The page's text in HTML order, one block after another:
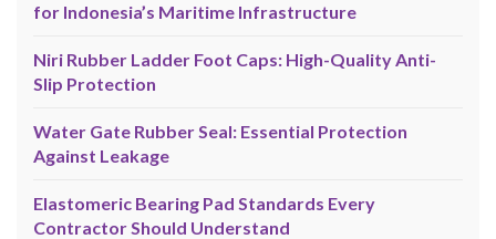
for Indonesia’s Maritime Infrastructure
Niri Rubber Ladder Foot Caps: High-Quality Anti-
Slip Protection
Water Gate Rubber Seal: Essential Protection
Against Leakage
Elastomeric Bearing Pad Standards Every
Contractor Should Understand